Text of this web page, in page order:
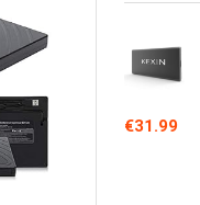
€31.99